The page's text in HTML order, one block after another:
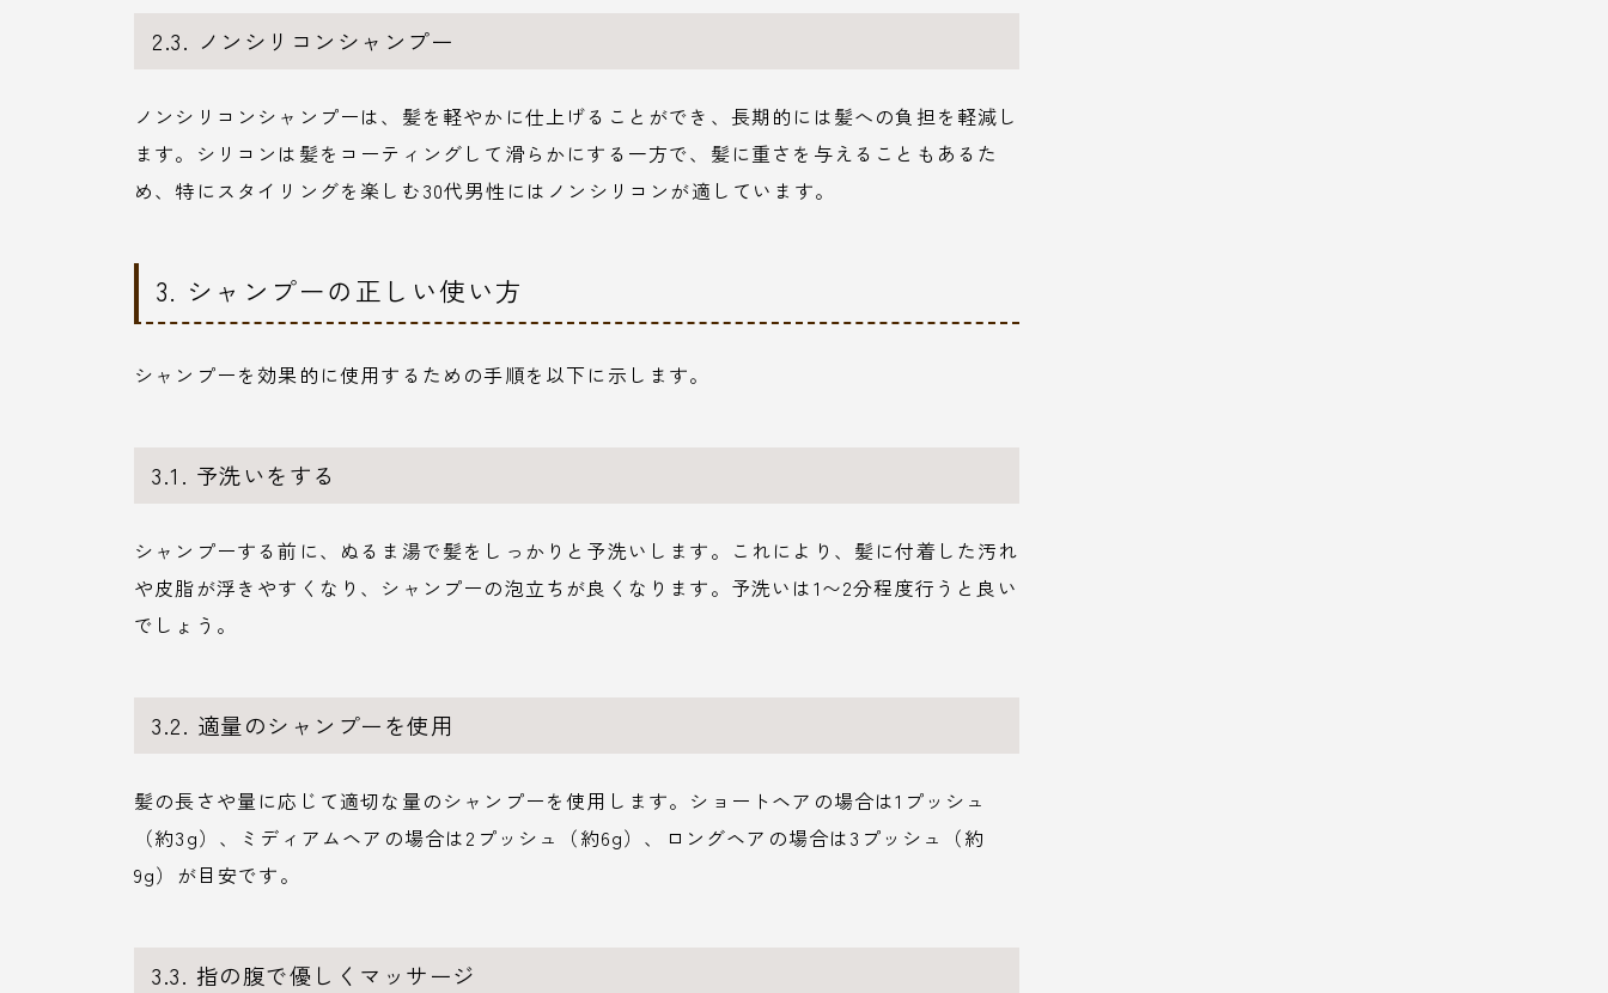
2.3. ノンシリコンシャンプー
ノンシリコンシャンプーは、髪を軽やかに仕上げることができ、長期的には髪への負担を軽減し
ます。シリコンは髪をコーティングして滑らかにする一方で、髪に重さを与えることもあるた
め、特にスタイリングを楽しむ30代男性にはノンシリコンが適しています。
3. シャンプーの正しい使い方
シャンプーを効果的に使用するための手順を以下に示します。
3.1. 予洗いをする
シャンプーする前に、ぬるま湯で髪をしっかりと予洗いします。これにより、髪に付着した汚れ
や皮脂が浮きやすくなり、シャンプーの泡立ちが良くなります。予洗いは1〜2分程度行うと良い
でしょう。
3.2. 適量のシャンプーを使用
髪の長さや量に応じて適切な量のシャンプーを使用します。ショートヘアの場合は1プッシュ
（約3g）、ミディアムヘアの場合は2プッシュ（約6g）、ロングヘアの場合は3プッシュ（約
9g）が目安です。
3.3. 指の腹で優しくマッサージ